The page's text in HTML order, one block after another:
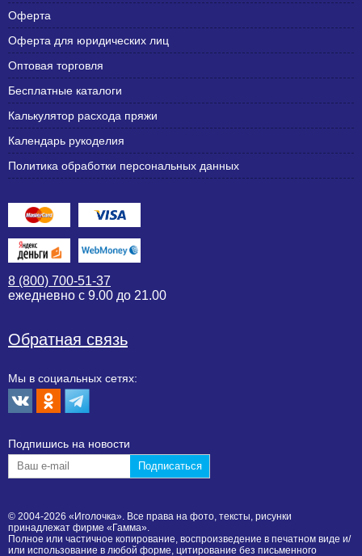
Оферта
Оферта для юридических лиц
Оптовая торговля
Бесплатные каталоги
Калькулятор расхода пряжи
Календарь рукоделия
Политика обработки персональных данных
8 (800) 700-51-37
ежедневно с 9.00 до 21.00
Обратная связь
Мы в социальных сетях:
Подпишиcь на новости
© 2004-2026 «Иголочка». Все права на фото, тексты, рисунки
принадлежат фирме «Гамма».
Полное или частичное копирование, воспроизведение в печатном виде и/
или использование в любой форме, цитирование без письменного